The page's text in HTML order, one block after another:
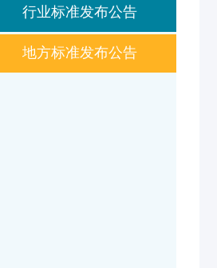
行业标准发布公告
地方标准发布公告